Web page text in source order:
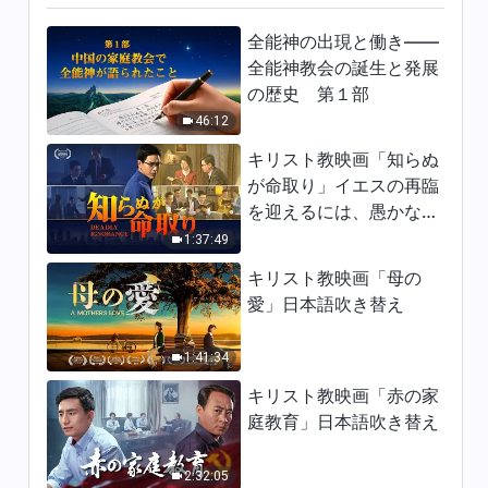
5:15
を表現する」
3:39
キリスト教讃美歌「神の業が広
大な宇宙全体を満たす」
4:10
キリスト教讃美歌「神の愛は私
の心を包む」
3:54
キリスト教の歌「感謝と賛美が
全能神にありますように」ミュ
ージックビデオ
キリスト教の歌「いのちの証
し」クリスチャンは死ぬまで神
への愛が変わらない
46:12
全能神の出現と働き——
全能神教会の誕生と発展
の歴史 第１部
1:37:49
キリスト教映画「知らぬ
が命取り」イエスの再臨
を迎えるには、愚かな乙
1:41:34
キリスト教映画「母の
愛」日本語吹き替え
2:32:05
キリスト教映画「赤の家
庭教育」日本語吹き替え